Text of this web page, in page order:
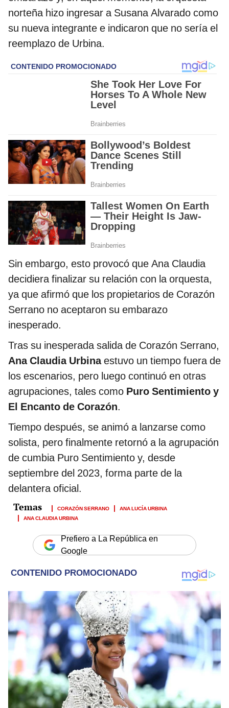
norteña hizo ingresar a Susana Alvarado como
su nueva integrante e indicaron que no sería el
reemplazo de Urbina.
Sin embargo, esto provocó que Ana Claudia
decidiera finalizar su relación con la orquesta,
ya que afirmó que los propietarios de Corazón
Serrano no aceptaron su embarazo
inesperado.
Tras su inesperada salida de Corazón Serrano,
Ana Claudia Urbinaestuvo un tiempo fuera de
los escenarios, pero luego continuó en otras
agrupaciones, tales como Puro Sentimiento y
El Encanto de Corazón.
Tiempo después, se animó a lanzarse como
solista, pero finalmente retornó a la agrupación
de cumbia Puro Sentimiento y, desde
septiembre del 2023, forma parte de la
delantera oficial.
CORAZÓN SERRANO
ANA LUCÍA URBINA
ANA CLAUDIA URBINA
Prefiero a La República en
Google